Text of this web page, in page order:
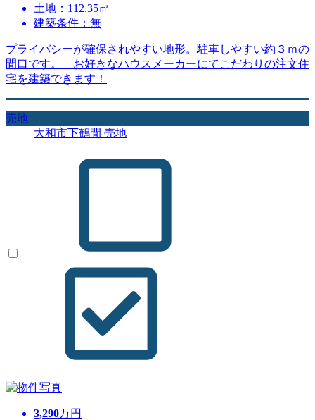
土地：112.35㎡
建築条件：無
プライバシーが確保されやすい地形。駐車しやすい約３ｍの
間口です。 お好きなハウスメーカーにてこだわりの注文住
宅を建築できます！
売地
大和市下鶴間 売地
3,290万円